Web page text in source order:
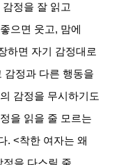
정을 잘 읽고
좋으면 웃고, 맘에
하면 자기 감정대로
감정과 다른 행동을
감정을 무시하기도
을 읽을 줄 모르는
. <착한 여자는 왜